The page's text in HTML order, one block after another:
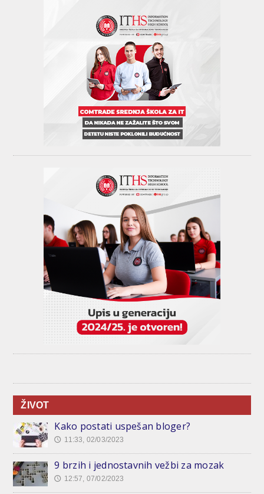
ŽIVOT
Kako postati uspešan bloger?
🕔 11:33, 02/03/2023
9 brzih i jednostavnih vežbi za mozak
🕔 12:57, 07/02/2023